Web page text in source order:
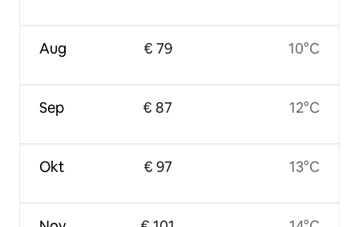
Aug
Sep
Okt
€ 79
€ 87
€ 97
10°C
12°C
13°C